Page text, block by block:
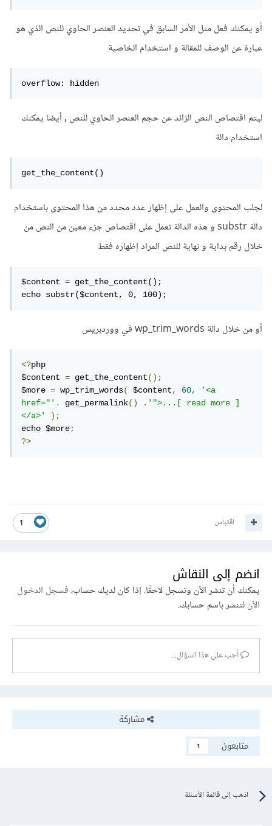
أو يمكنك فعل مثل الأمر السابق في تحديد العنصر الحاوي للنص الذي هو
عبارة عن الوصف للمقالة و استخدام الخاصية
overflow: hidden
ليتم اقتصاص النص الزائد عن حجم العنصر الحاوي للنص , أيضا يمكنك
استخدام دالة
get_the_content()
لجلب المحتوى والعمل على إظهار عدد محدد من هذا المحتوى باستخدام
دالة substr و هذه الدالة تعمل على اقتصاص جزء معين من النص من
خلال رقم بداية و نهاية للنص المراد إظهاره فقط
$content = get_the_content();
echo substr($content, 0, 100);
أو من خلال دالة wp_trim_words في ووردبريس
<?php
$content = get_the_content();
$more = wp_trim_words( $content, 60,
'<a
href="'. get_permalink() .'">...[ read more ]
</a>'
);
echo $more;
?>
1 اقتباس
انضم إلى النقاش
يمكنك أن تنشر الآن وتسجل لاحقًا. إذا كان لديك حساب،فسجل الدخول
الآنلتنشر باسم حسابك.
أجب على هذا السؤال...
مشاركة
متابعون
1
اذهب إلى قائمة الأسئلة